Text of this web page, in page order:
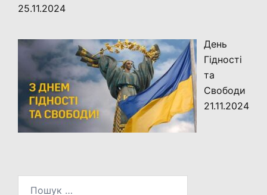
25.11.2024
День
Гідності
та
Свободи
21.11.2024